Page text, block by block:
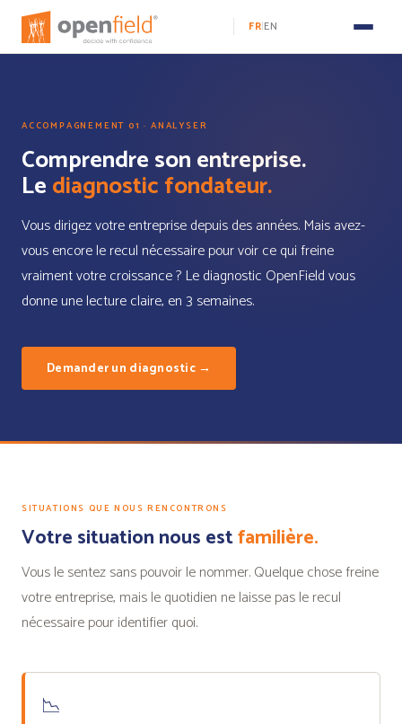
FR|EN
ACCOMPAGNEMENT 01 · ANALYSER
Comprendre son entreprise.
Lediagnostic fondateur.
Vous dirigez votre entreprise depuis des années. Mais avez-
vous encore le recul nécessaire pour voir ce qui freine
vraiment votre croissance ? Le diagnostic OpenField vous
donne une lecture claire, en 3 semaines.
Demander un diagnostic →
SITUATIONS QUE NOUS RENCONTRONS
Votre situation nous estfamilière.
Vous le sentez sans pouvoir le nommer. Quelque chose freine
votre entreprise, mais le quotidien ne laisse pas le recul
nécessaire pour identifier quoi.
📉